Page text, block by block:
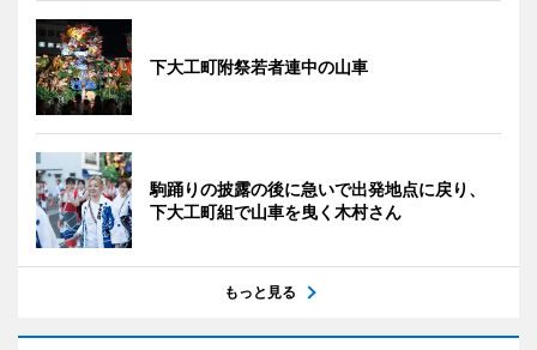
下大工町附祭若者連中の山車
駒踊りの披露の後に急いで出発地点に戻り、
下大工町組で山車を曳く木村さん
もっと見る